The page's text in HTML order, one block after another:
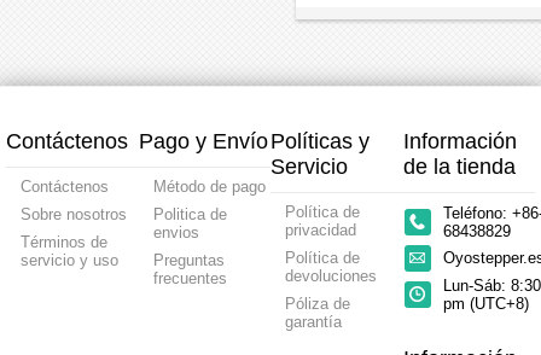
14
Guía
Bolas
a
Paso
Nema
de
Paso
Nema
Correa
Paso
Nema
23
Guía
Z=50
Contáctenos
Contáctenos
Sobre nosotros
Términos de
servicio y uso
Pago y Envío
Método de pago
Politica de
envios
Preguntas
frecuentes
Políticas y
Servicio
Política de
privacidad
Política de
devoluciones
Póliza de
garantía
Información
de la tienda
Teléfono:
68438829
Lun-Sáb:
pm (UTC+8)